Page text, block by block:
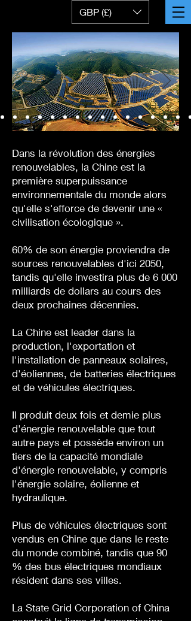
GBP (£)
Dans la révolution des énergies
renouvelables, la Chine est la
première superpuissance
environnementale du monde alors
qu'elle s'efforce de devenir une «
civilisation écologique ».
60% de son énergie proviendra de
sources renouvelables d'ici 2050,
tandis qu'elle investira plus de 6 000
milliards de dollars au cours des
deux prochaines décennies.
La Chine est leader dans la
production, l'exportation et
l'installation de panneaux solaires,
d'éoliennes, de batteries électriques
et de véhicules électriques.
Il produit deux fois et demie plus
d'énergie renouvelable que tout
autre pays et possède environ un
tiers de la capacité mondiale
d'énergie renouvelable, y compris
l'énergie solaire, éolienne et
hydraulique.
Plus de véhicules électriques sont
vendus en Chine que dans le reste
du monde combiné, tandis que 90
% des bus électriques mondiaux
résident dans ses villes.
La State Grid Corporation of China